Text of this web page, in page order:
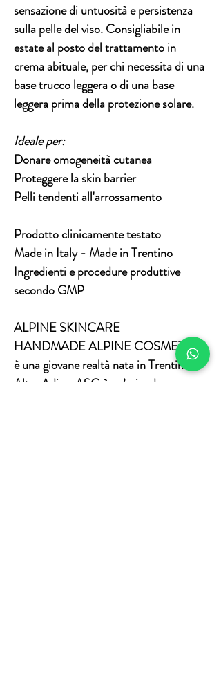
sensazione di untuosità e persistenza
sulla pelle del viso. Consigliabile in
estate al posto del trattamento in
crema abituale, per chi necessita di una
base trucco leggera o di una base
leggera prima della protezione solare.
Ideale per:
Donare omogeneità cutanea
Proteggere la skin barrier
Pelli tendenti all'arrossamento
Prodotto clinicamente testato
Made in Italy - Made in Trentino
Ingredienti e procedure produttive
secondo GMP
ALPINE SKINCARE
HANDMADE ALPINE COSMETICS
è una giovane realtà nata in Trentino
Alto-Adige. ASC è un’azienda